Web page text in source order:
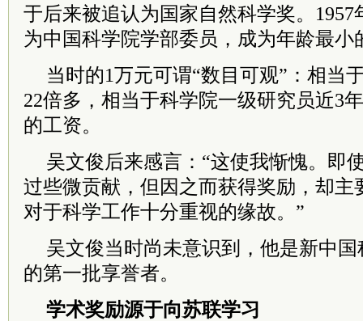
于后来被追认为国家自然科学奖。
为中国科学院学部委员，成为年龄最小
当时的1万元可谓“数目可观”：相当
22倍多，相当于科学院一级研究员近3
的工资。
吴文俊后来感言：“这使我惭愧。即
过些微贡献，但因之而获得奖励，却主
对于科学工作十分重视的缘故。”
吴文俊当时尚未意识到，他是新中
的第一批享誉者。
学术奖励源于向苏联学习